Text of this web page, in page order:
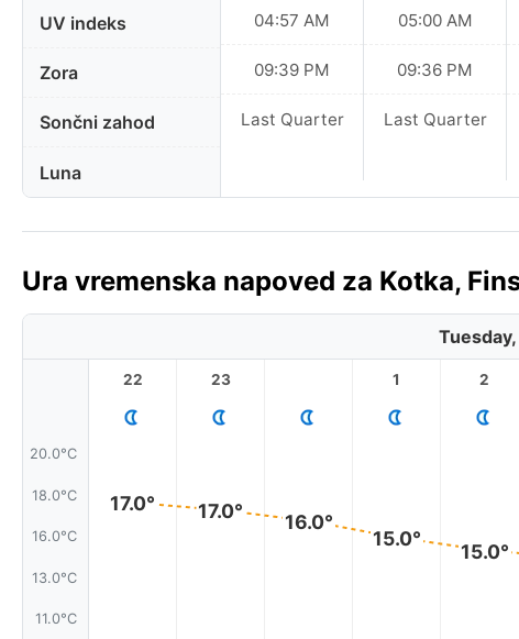
UV indeks
Zora
Sončni zahod
Luna
04:57 AM
09:39 PM
Last Quarter
05:00 AM
09:36 PM
Last Quarter
Ura vremenska napoved za Kotka,
20.0°C
18.0°C
16.0°C
13.0°C
11.0°C
22
17.0°
23
17.0° 16.0°
1
15.0°
2
15.0°